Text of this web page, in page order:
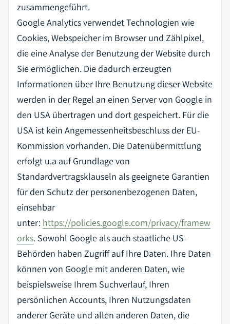
zusammengeführt.
Google Analytics verwendet Technologien wie
Cookies, Webspeicher im Browser und Zählpixel,
die eine Analyse der Benutzung der Website durch
Sie ermöglichen. Die dadurch erzeugten
Informationen über Ihre Benutzung dieser Website
werden in der Regel an einen Server von Google in
den USA übertragen und dort gespeichert. Für die
USA ist kein Angemessenheitsbeschluss der EU-
Kommission vorhanden. Die Datenübermittlung
erfolgt u.a auf Grundlage von
Standardvertragsklauseln als geeignete Garantien
für den Schutz der personenbezogenen Daten,
einsehbar
unter: https://policies.google.com/privacy/framew
orks. Sowohl Google als auch staatliche US-
Behörden haben Zugriff auf Ihre Daten. Ihre Daten
können von Google mit anderen Daten, wie
beispielsweise Ihrem Suchverlauf, Ihren
persönlichen Accounts, Ihren Nutzungsdaten
anderer Geräte und allen anderen Daten, die